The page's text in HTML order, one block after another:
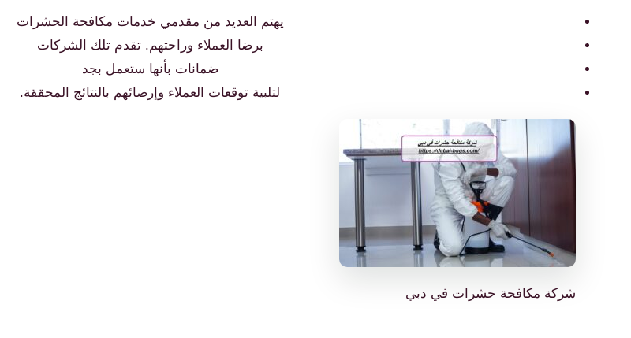
يهتم العديد من مقدمي خدمات مكافحة الحشرات
برضا العملاء وراحتهم. تقدم تلك الشركات
ضمانات بأنها ستعمل بجد
لتلبية توقعات العملاء وإرضائهم بالنتائج المحققة.
شركة مكافحة حشرات في دبي